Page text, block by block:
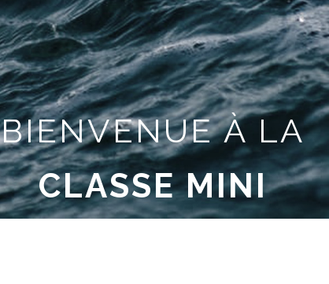
BIENVENUE À LA
CLASSE MINI